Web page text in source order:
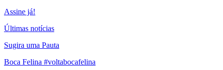
Assine já!
Últimas notícias
Sugira uma Pauta
Boca Felina #voltabocafelina